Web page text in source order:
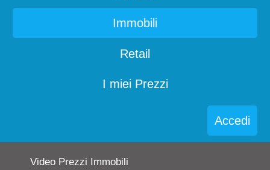
Immobili
Retail
I miei Prezzi
Accedi
Video Prezzi Immobili